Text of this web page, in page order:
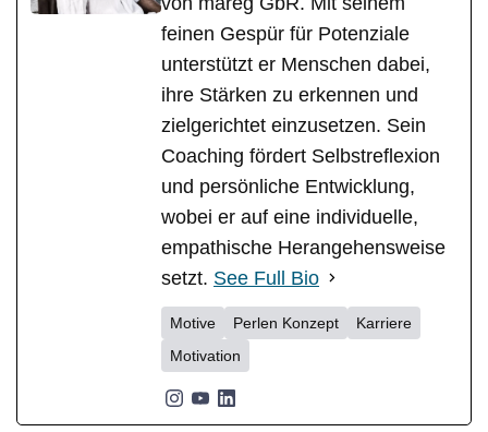
feinen Gespür für Potenziale
unterstützt er Menschen dabei,
ihre Stärken zu erkennen und
zielgerichtet einzusetzen. Sein
Coaching fördert Selbstreflexion
und persönliche Entwicklung,
wobei er auf eine individuelle,
empathische Herangehensweise
setzt. See Full Bio
Motive Perlen Konzept
Karriere
Motivation